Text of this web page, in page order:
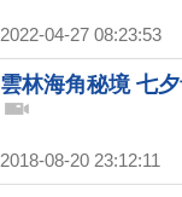
2022-04-27 08:23:53
雲林海角秘境 七
2018-08-20 23:12:11